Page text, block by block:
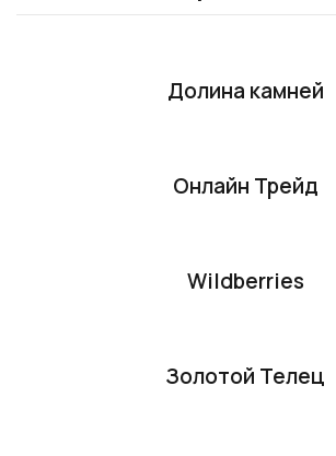
Долина камней
Онлайн Трейд
Wildberries
Золотой Телец